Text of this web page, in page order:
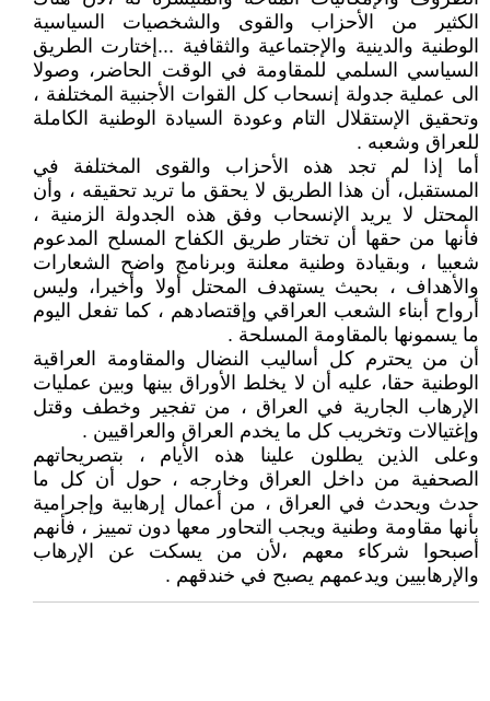
الكثير من الأحزاب والقوى والشخصيات السياسية
الوطنية والدينية والإجتماعية والثقافية ...إختارت الطريق
السياسي السلمي للمقاومة في الوقت الحاضر، وصولا
الى عملية جدولة إنسحاب كل القوات الأجنبية المختلفة ،
وتحقيق الإستقلال التام وعودة السيادة الوطنية الكاملة
للعراق وشعبه .
أما إذا لم تجد هذه الأحزاب والقوى المختلفة في
المستقبل، أن هذا الطريق لا يحقق ما تريد تحقيقه ، وأن
المحتل لا يريد الإنسحاب وفق هذه الجدولة الزمنية ،
فأنها من حقها أن تختار طريق الكفاح المسلح المدعوم
شعبيا ، وبقيادة وطنية معلنة وبرنامج واضح الشعارات
والأهداف ، بحيث يستهدف المحتل أولا وأخيرا، وليس
أرواح أبناء الشعب العراقي وإقتصادهم ، كما تفعل اليوم
ما يسمونها بالمقاومة المسلحة .
أن من يحترم كل أساليب النضال والمقاومة العراقية
الوطنية حقا، عليه أن لا يخلط الأوراق بينها وبين عمليات
الإرهاب الجارية في العراق ، من تفجير وخطف وقتل
وإغتيالات وتخريب كل ما يخدم العراق والعراقيين .
وعلى الذين يطلون علينا هذه الأيام ، بتصريحاتهم
الصحفية من داخل العراق وخارجه ، حول أن كل ما
حدث ويحدث في العراق ، من أعمال إرهابية وإجرامية
بأنها مقاومة وطنية ويجب التحاور معها دون تمييز ، فأنهم
أصبحوا شركاء معهم ،لأن من يسكت عن الإرهاب
والإرهابيين ويدعمهم يصبح في خندقهم .